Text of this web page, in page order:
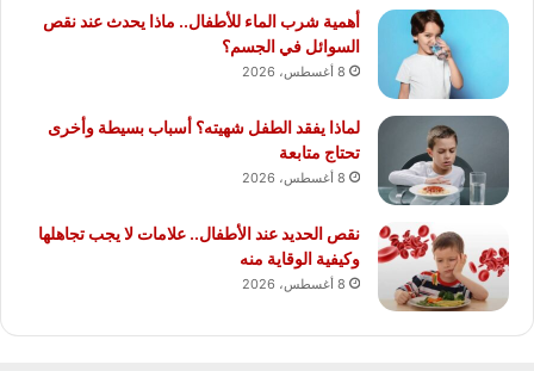
أهمية شرب الماء للأطفال.. ماذا يحدث عند نقص
السوائل في الجسم؟
8 أغسطس، 2026
لماذا يفقد الطفل شهيته؟ أسباب بسيطة وأخرى
تحتاج متابعة
8 أغسطس، 2026
نقص الحديد عند الأطفال.. علامات لا يجب تجاهلها
وكيفية الوقاية منه
8 أغسطس، 2026